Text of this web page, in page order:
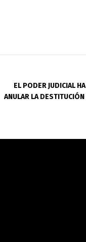
EL PODER JUDICIAL
ANULAR LA